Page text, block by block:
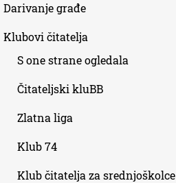
Darivanje građe
Klubovi čitatelja
S one strane ogledala
Čitateljski kluBB
Zlatna liga
Klub 74
Klub čitatelja za srednjoškolce